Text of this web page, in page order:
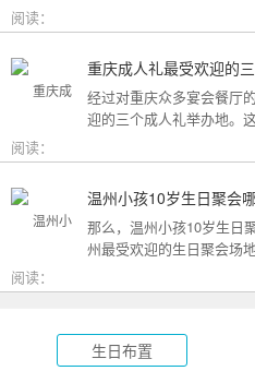
阅读：
经过对重庆众多宴会餐厅
迎的三个成人礼举办地。
化格调、传统品质与新
庭的需求。
阅读：
温州小孩10岁生日聚会
那么，温州小孩10岁生日
州最受欢迎的生日聚会场
成长礼到绿茵场派对，总
阅读：
生日布置